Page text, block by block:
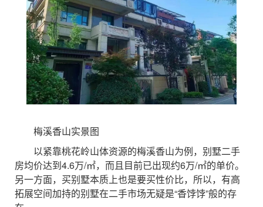
梅溪香山实景图
以紧靠桃花岭山体资源的梅溪香山为例，别墅二手
房均价达到4.6万/㎡，而且目前已出现约6万/㎡的单价。
另一方面，买别墅本质上也是要买性价比，所以，有高
拓展空间加持的别墅在二手市场无疑是“香饽饽”般的存